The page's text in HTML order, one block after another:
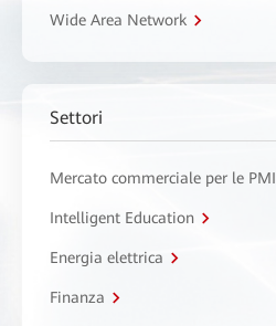
Wide Area Network
Settori
Mercato commerciale per le PMI
Intelligent Education
Energia elettrica
Finanza